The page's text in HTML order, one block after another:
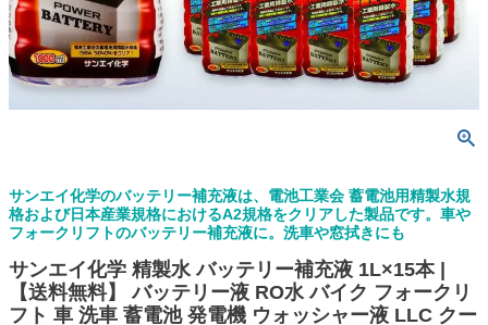
サンエイ化学のバッテリー補充液は、電池工業会 蓄電池用精製水規
格および日本産業規格におけるA2規格をクリアした製品です。車や
フォークリフトのバッテリー補充液に。洗車や窓拭きにも
サンエイ化学 精製水 バッテリー補充液 1L×15本 |
【送料無料】 バッテリー液 RO水 バイク フォークリ
フト 車 洗車 蓄電池 発電機 ウォッシャー液 LLC クー